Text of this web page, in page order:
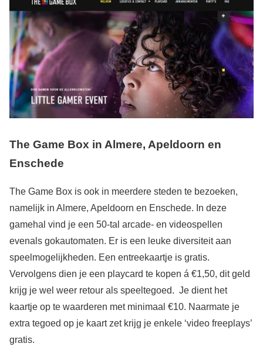
The Game Box in Almere, Apeldoorn en
Enschede
The Game Box is ook in meerdere steden te bezoeken,
namelijk in Almere, Apeldoorn en Enschede. In deze
gamehal vind je een 50-tal arcade- en videospellen
evenals gokautomaten. Er is een leuke diversiteit aan
speelmogelijkheden. Een entreekaartje is gratis.
Vervolgens dien je een playcard te kopen á €1,50, dit geld
krijg je wel weer retour als speeltegoed. Je dient het
kaartje op te waarderen met minimaal €10. Naarmate je
extra tegoed op je kaart zet krijg je enkele ‘video freeplays’
gratis.